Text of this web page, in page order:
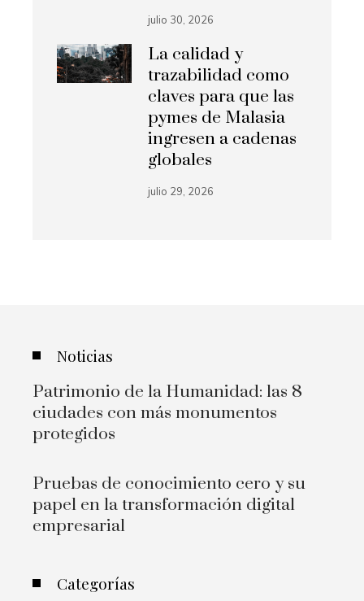
julio 30, 2026
La calidad y
trazabilidad como
claves para que las
pymes de Malasia
ingresen a cadenas
globales
julio 29, 2026
Noticias
Patrimonio de la Humanidad: las 8
ciudades con más monumentos
protegidos
Pruebas de conocimiento cero y su
papel en la transformación digital
empresarial
Categorías